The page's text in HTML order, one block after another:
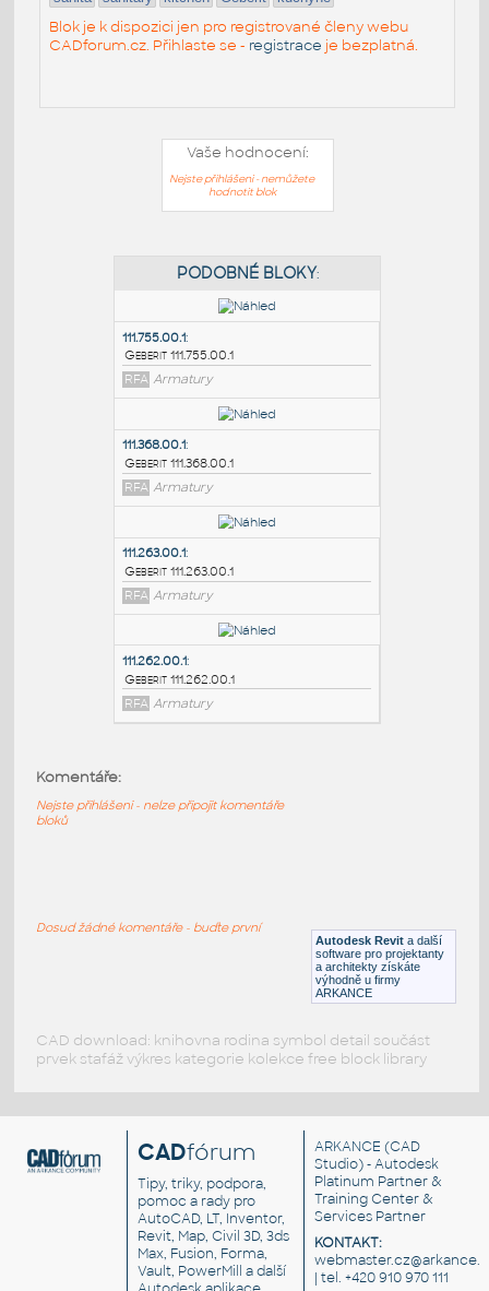
Blok je k dispozici jen pro registrované členy webu
CADforum.cz. Přihlaste se - registrace je bezplatná.
Vaše hodnocení:
Nejste přihlášeni - nemůžete
hodnotit blok
:
Geberit 111.755.00.1
RFA Armatury
111.368.00.1:
Geberit 111.368.00.1
RFA Armatury
Armatury
Autodesk Revit a další
software pro projektanty
a architekty získáte
výhodně u firmy
ARKANCE
Komentáře:
Nejste přihlášeni - nelze připojit komentáře
bloků
Dosud žádné komentáře - buďte první
CAD download: knihovna rodina symbol detail součást
prvek stafáž výkres kategorie kolekce free block library
CADfórum
Tipy, triky, podpora,
pomoc a rady pro
AutoCAD, LT, Inventor,
Revit, Map, Civil 3D, 3ds
Max, Fusion, Forma,
Vault, PowerMill a další
ARKANCE (CAD
Studio) - Autodesk
Platinum Partner &
Training Center &
Services Partner
KONTAKT:
| tel. +420 910 970 111